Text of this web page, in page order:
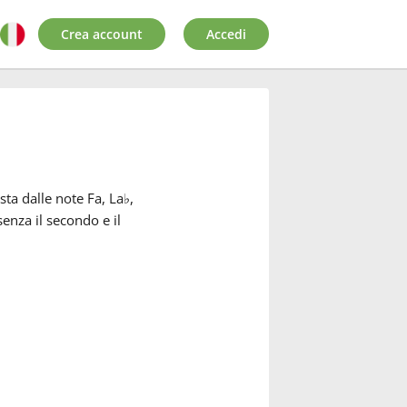
Crea account Accedi
dalle note Fa, La♭,
il secondo e il